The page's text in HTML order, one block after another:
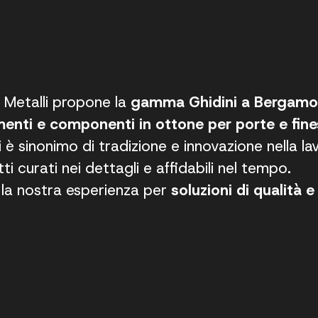
Metalli propone la gamma Ghidini a Bergamo
e componenti in ottone per porte e
è sinonimo di tradizione e innovazione nella
curati nei dettagli e affidabili nel tempo.
nostra esperienza persoluzioni di qualità